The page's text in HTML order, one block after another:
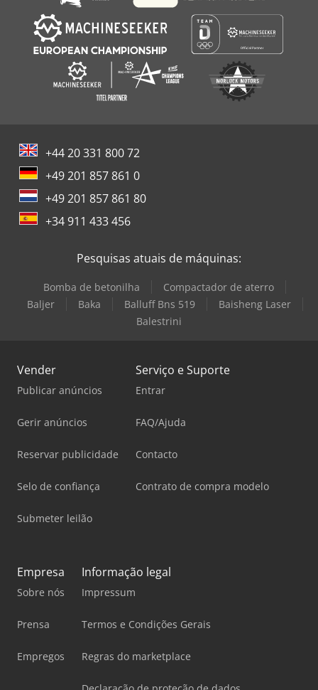
+44 20 331 800 72
+49 201 857 861 0
+49 201 857 861 80
+34 911 433 456
Pesquisas atuais de máquinas:
Bomba de betonilha
Compactador de aterro
Baljer
Baka Balluff Bns 519
Baisheng Laser
Balestrini
Vender
Publicar anúncios
Gerir anúncios
Reservar publicidade
Selo de confiança
Submeter leilão
Serviço e Suporte
Entrar
FAQ/Ajuda
Contacto
Contrato de compra modelo
Empresa
Sobre nós
Prensa
Empregos
Informação legal
Impressum
Termos e Condições Gerais
Regras do marketplace